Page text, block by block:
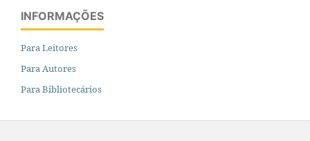
INFORMAÇÕES
Para Leitores
Para Autores
Para Bibliotecários